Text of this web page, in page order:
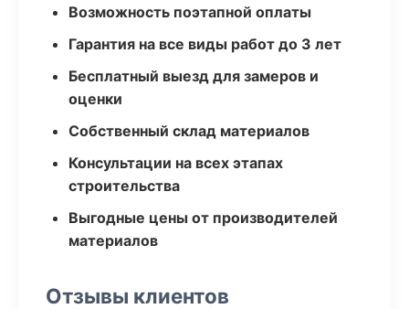
Возможность поэтапной оплаты
Гарантия на все виды работ до 3 лет
Бесплатный выезд для замеров и
оценки
Собственный склад материалов
Консультации на всех этапах
строительства
Выгодные цены от производителей
материалов
Отзывы клиентов